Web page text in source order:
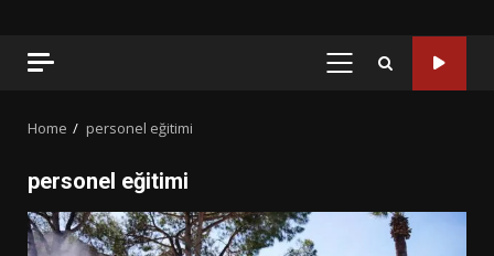
PRIMARY
Home personel eğitimi
personel eğitimi